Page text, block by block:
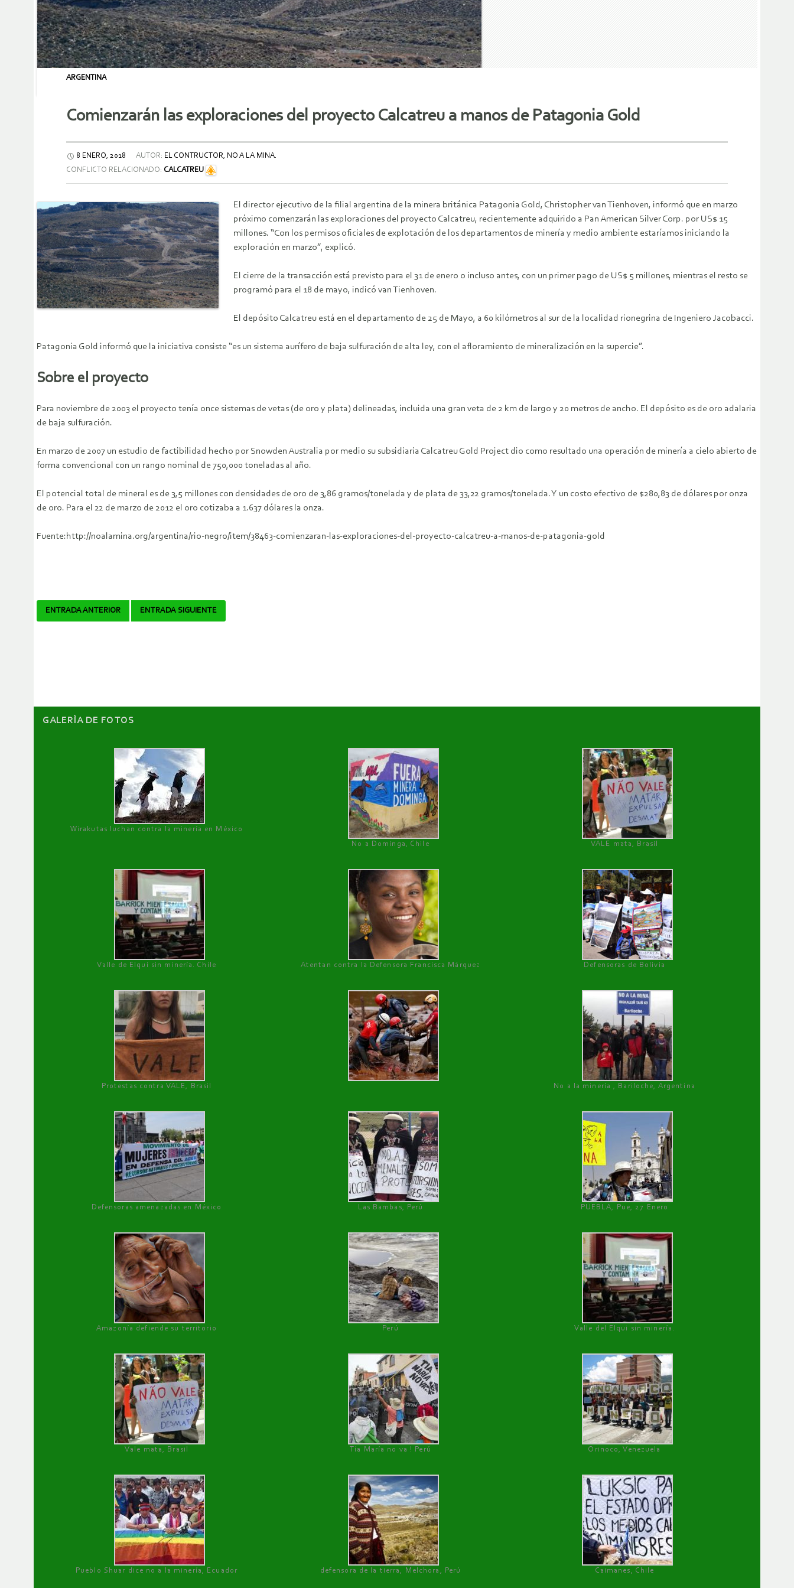
ARGENTINA
Comienzarán las exploraciones del proyecto Calcatreu a manos de Patagonia Gold
8 ENERO, 2018 AUTOR: EL CONTRUCTOR, NO A LA MINA.
CONFLICTO RELACIONADO: CALCATREU
El director ejecutivo de la filial argentina de la minera británica Patagonia Gold, Christopher van Tienhoven, informó que en marzo
próximo comenzarán las exploraciones del proyecto Calcatreu, recientemente adquirido a Pan American Silver Corp. por US$ 15
millones. “Con los permisos oficiales de explotación de los departamentos de minería y medio ambiente estaríamos iniciando la
exploración en marzo”, explicó.
El cierre de la transacción está previsto para el 31 de enero o incluso antes, con un primer pago de US$ 5 millones, mientras el resto se
programó para el 18 de mayo, indicó van Tienhoven.
El depósito Calcatreu está en el departamento de 25 de Mayo, a 60 kilómetros al sur de la localidad rionegrina de Ingeniero Jacobacci.
Patagonia Gold informó que la iniciativa consiste “es un sistema aurífero de baja sulfuración de alta ley, con el afloramiento de mineralización en la supercie”.
Sobre el proyecto
Para noviembre de 2003 el proyecto tenía once sistemas de vetas (de oro y plata) delineadas, incluida una gran veta de 2 km de largo y 20 metros de ancho. El depósito es de oro adalaria
de baja sulfuración.
En marzo de 2007 un estudio de factibilidad hecho por Snowden Australia por medio su subsidiaria Calcatreu Gold Project dio como resultado una operación de minería a cielo abierto de
forma convencional con un rango nominal de 750,000 toneladas al año.
El potencial total de mineral es de 3,5 millones con densidades de oro de 3,86 gramos/tonelada y de plata de 33,22 gramos/tonelada. Y un costo efectivo de $280,83 de dólares por onza
de oro. Para el 22 de marzo de 2012 el oro cotizaba a 1.637 dólares la onza.
Fuente:http://noalamina.org/argentina/rio-negro/item/38463-comienzaran-las-exploraciones-del-proyecto-calcatreu-a-manos-de-patagonia-gold
Navegador
ENTRADA ANTERIOR ENTRADA SIGUIENTE
GALERÌA DE FOTOS
Wirakutas luchan contra la minería en México
No a Dominga, Chile
VALE mata, Brasil
Valle de Elqui sin minería. Chile Atentan contra la Defensora Francisca Márquez Defensoras de Bolivia
Protestas contra VALE, Brasil No a la minería , Bariloche, Argentina
Defensoras amenazadas en México Las Bambas, Perú PUEBLA, Pue, 27 Enero
Amazonía defiende su territorio Perú Valle del Elqui sin minería.
Vale mata, Brasil Tía María no va ! Perú Orinoco, Venezuela
Pueblo Shuar dice no a la minería, Ecuador defensora de la tierra, Melchora, Perú Caimanes, Chile